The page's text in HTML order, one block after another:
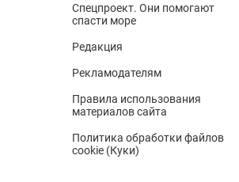
Спецпроект. Они помогают
спасти море
Редакция
Рекламодателям
Правила использования
материалов сайта
Политика обработки файлов
cookie (Куки)